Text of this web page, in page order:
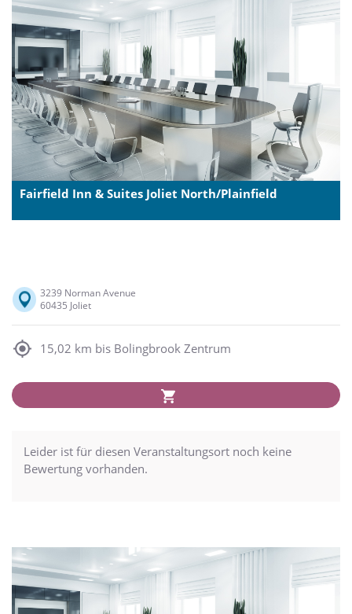
Fairfield Inn & Suites Joliet North/Plainfield
3239 Norman Avenue
60435 Joliet
15,02 km bis Bolingbrook Zentrum
Leider ist für diesen Veranstaltungsort noch keine
Bewertung vorhanden.